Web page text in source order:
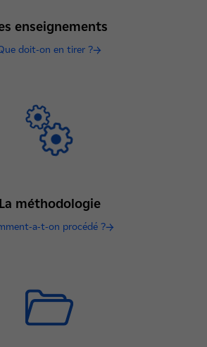
enseignements
doit-on en tirer ?
La méthodologie
a-t-on procédé ?